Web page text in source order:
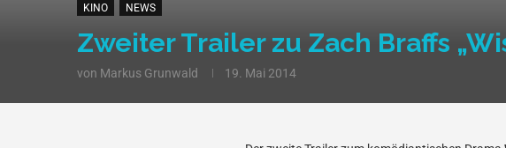
KINO NEWS
Zweiter Trailer zu Zach Braffs
von Markus Grunwald 19. Mai 2014